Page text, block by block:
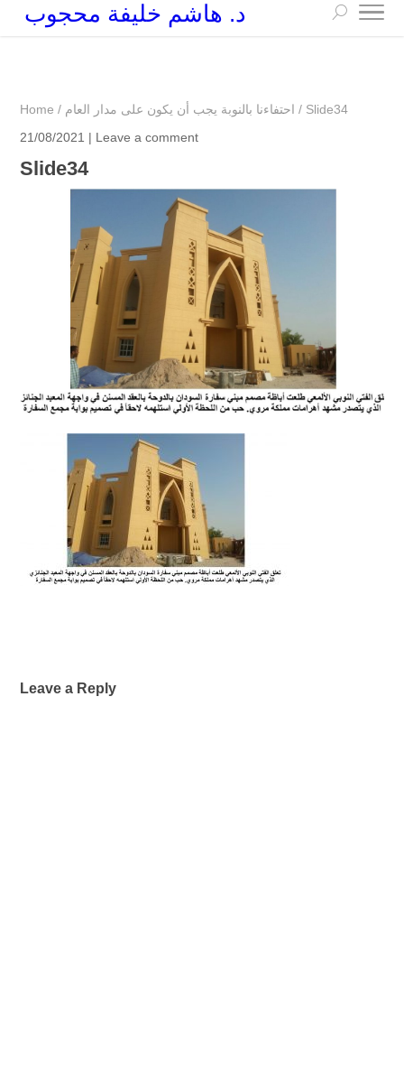
د. هاشم خليفة محجوب
Home / احتفاءنا بالنوبة يجب أن يكون على مدار العام / Slide34
21/08/2021 | Leave a comment
Slide34
Leave a Reply